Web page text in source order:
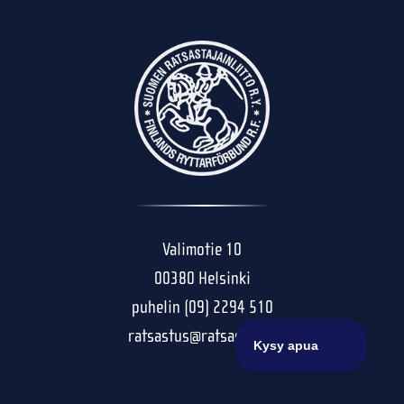
Valimotie 10
00380 Helsinki
puhelin (09) 2294 510
ratsastus@ratsastus.fi